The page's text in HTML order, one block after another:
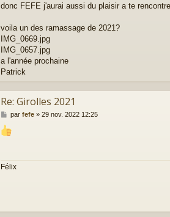
donc FEFE j'aurai aussi du plaisir a te
voila un des ramassage de 2021?
IMG_0669.jpg
IMG_0657.jpg
a l'année prochaine
Patrick
Re: Girolles 2021
M
s
e
par fefe» 29 nov. 2022 12:25
Félix